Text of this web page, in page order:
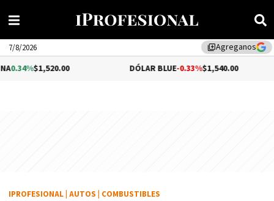
library_addAgreganos
7/8/2026
-0.33%$1,540.00
IPROFESIONAL AUTOS COMBUSTIBLES